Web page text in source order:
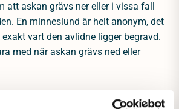
att askan grävs ner eller i vissa fall
En minneslund är helt anonym, det
vart den avlidne ligger begravd.
med när askan grävs ned eller
är en variant av